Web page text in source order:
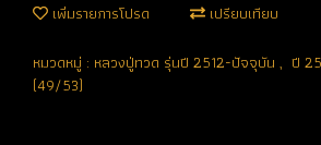
เพิ่มรายการโปรด เปรียบเทียบ
หมวดหมู่ : หลวงปู่ทวด รุ่นปี 2512-ปัจจุบัน , ปี
(49/53)